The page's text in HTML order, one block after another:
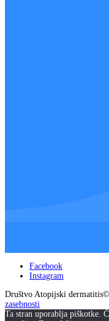
Facebook
Instagram
Društvo Atopijski
zasebnosti
Ta stran uporablja piškotke.